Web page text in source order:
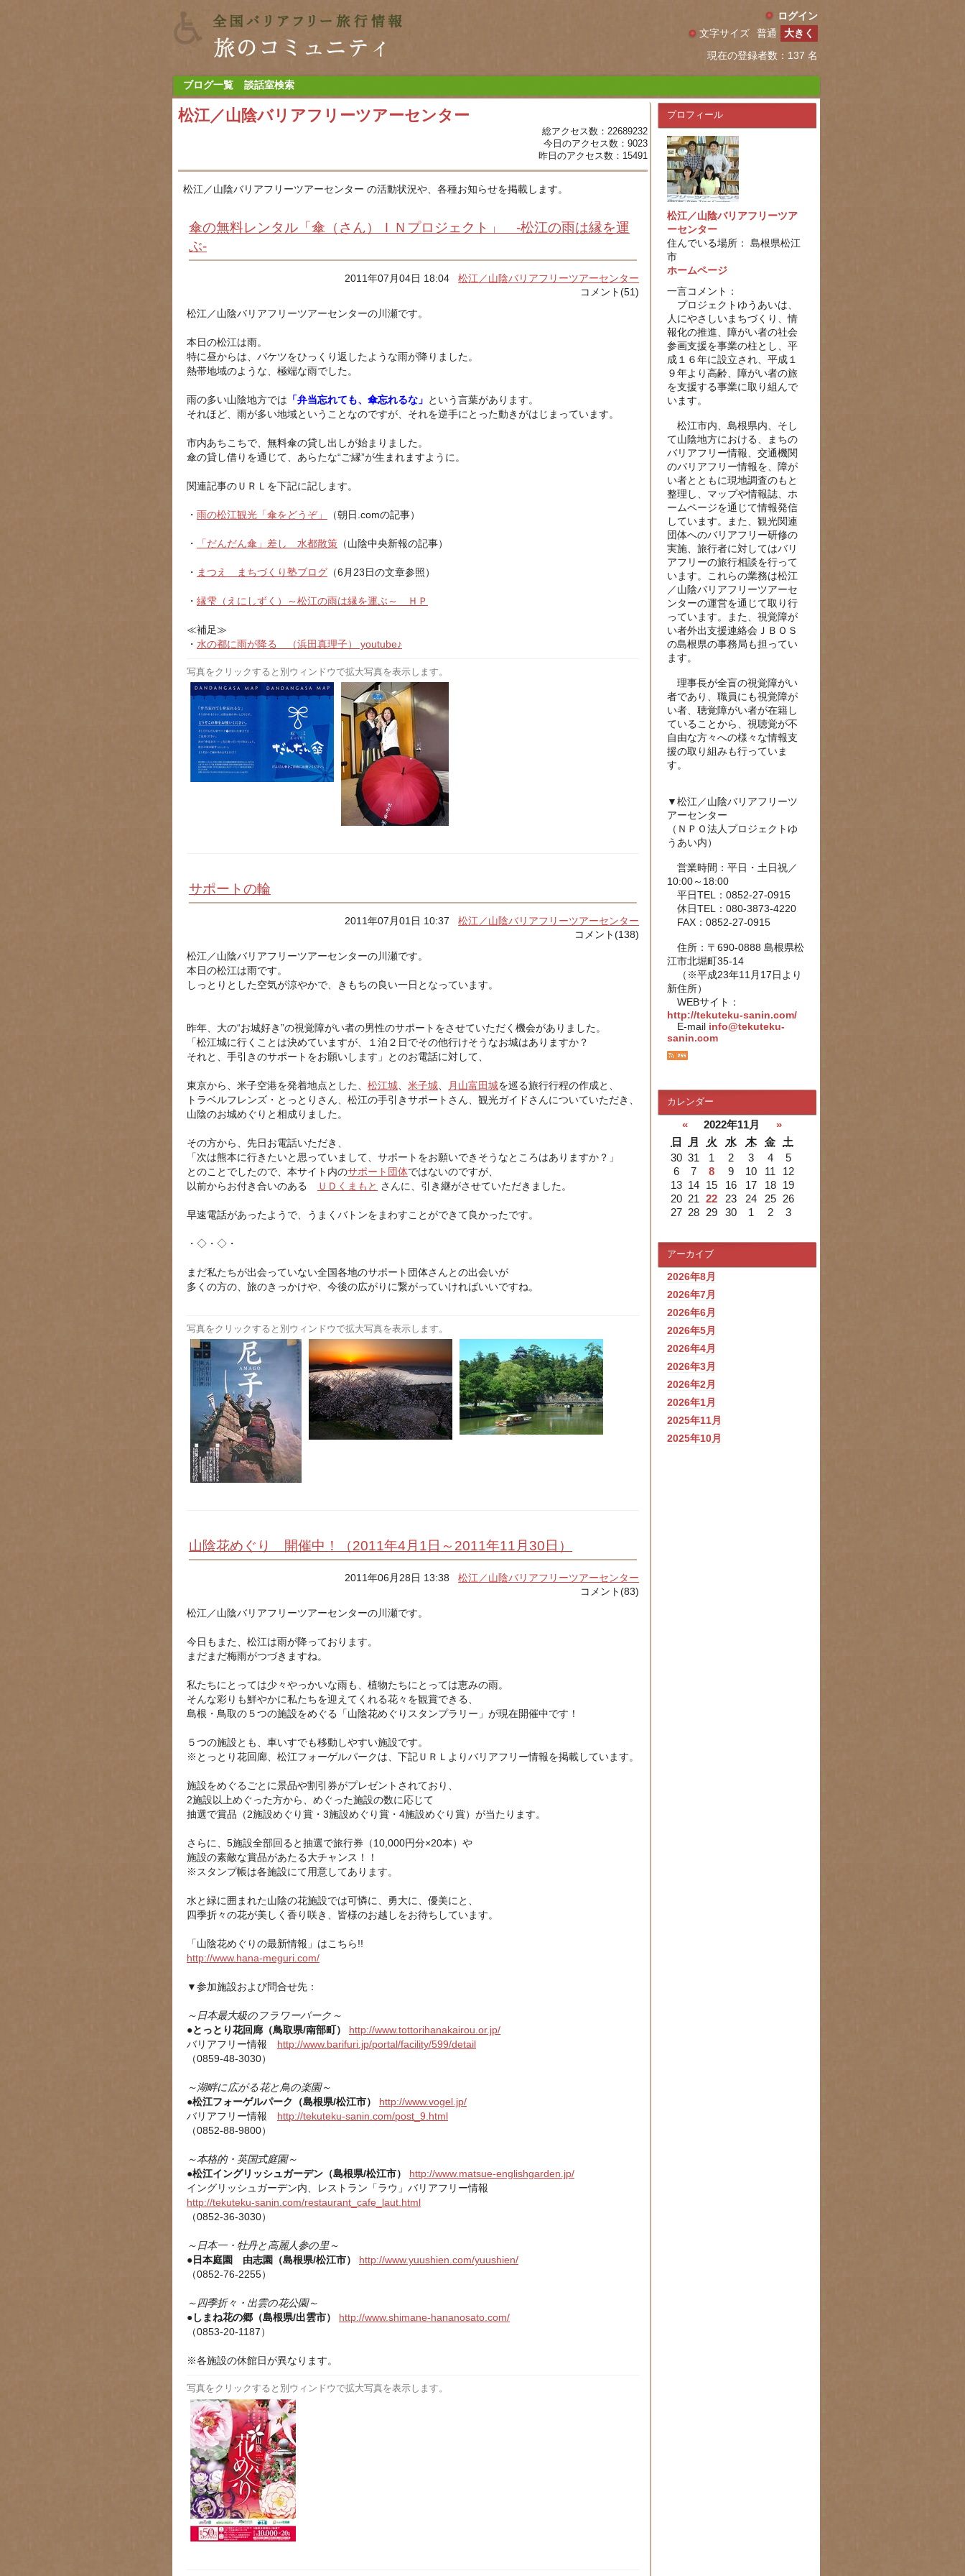
ログイン
現在の登録者数：137 名
文字サイズ 普通 大きく
ブログ一覧 談話室検索
松江／山陰バリアフリーツアーセンター
総アクセス数：22689232
今日のアクセス数：9023
昨日のアクセス数：15491
松江／山陰バリアフリーツアーセンター の活動状況や、各種お知らせを掲載します。
傘の無料レンタル「傘（さん）ＩＮプロジェクト」 -松江の雨は縁を運
ぶ-
2011年07月04日 18:04松江／山陰バリアフリーツアーセンター
コメント(51)
松江／山陰バリアフリーツアーセンターの川瀬です。
本日の松江は雨。
特に昼からは、バケツをひっくり返したような雨が降りました。
熱帯地域のような、極端な雨でした。
雨の多い山陰地方では 「弁当忘れても、傘忘れるな」 という言葉があります。
それほど、雨が多い地域ということなのですが、それを逆手にとった動きがはじまっています。
市内あちこちで、無料傘の貸し出しが始まりました。
傘の貸し借りを通じて、あらたな“ご縁”が生まれますように。
関連記事のＵＲＬを下記に記します。
・ 雨の松江観光「傘をどうぞ」 （朝日.comの記事）
・ 「だんだん傘」差し 水都散策 （山陰中央新報の記事）
・ まつえ まちづくり塾ブログ （6月23日の文章参照）
・ 縁雫（えにしずく）～松江の雨は縁を運ぶ～ ＨＰ
≪補足≫
・ 水の都に雨が降る （浜田真理子） youtube♪
写真をクリックすると別ウィンドウで拡大写真を表示します。
サポートの輪
2011年07月01日 10:37松江／山陰バリアフリーツアーセンター
コメント(138)
松江／山陰バリアフリーツアーセンターの川瀬です。
本日の松江は雨です。
しっとりとした空気が涼やかで、きもちの良い一日となっています。
昨年、大の“お城好き”の視覚障がい者の男性のサポートをさせていただく機会がありました。
「松江城に行くことは決めていますが、１泊２日でその他行けそうなお城はありますか？
それと、手引きのサポートをお願いします」とのお電話に対して、
東京から、米子空港を発着地点とした、 松江城 米子城 月山富田城を巡る旅行行程の作成と、
トラベルフレンズ・とっとりさん、松江の手引きサポートさん、観光ガイドさんについていただき、
山陰のお城めぐりと相成りました。
その方から、先日お電話いただき、
「次は熊本に行きたいと思っていまして、サポートをお願いできそうなところはありますか？」
とのことでしたので、本サイト内のサポート団体ではないのですが、
以前からお付き合いのある
ＵＤくまもと さんに、引き継がさせていただきました。
早速電話があったようで、うまくバトンをまわすことができて良かったです。
・◇・◇・
まだ私たちが出会っていない全国各地のサポート団体さんとの出会いが
多くの方の、旅のきっかけや、今後の広がりに繋がっていければいいですね。
写真をクリックすると別ウィンドウで拡大写真を表示します。
山陰花めぐり 開催中！（2011年4月1日～2011年11月30日）
2011年06月28日 13:38松江／山陰バリアフリーツアーセンター
コメント(83)
松江／山陰バリアフリーツアーセンターの川瀬です。
今日もまた、松江は雨が降っております。
まだまだ梅雨がつづきますね。
私たちにとっては少々やっかいな雨も、植物たちにとっては恵みの雨。
そんな彩りも鮮やかに私たちを迎えてくれる花々を観賞できる、
島根・鳥取の５つの施設をめぐる「山陰花めぐりスタンプラリー」が現在開催中です！
５つの施設とも、車いすでも移動しやすい施設です。
※とっとり花回廊、松江フォーゲルパークは、下記ＵＲＬよりバリアフリー情報を掲載しています。
施設をめぐるごとに景品や割引券がプレゼントされており、
2施設以上めぐった方から、めぐった施設の数に応じて
抽選で賞品（2施設めぐり賞・3施設めぐり賞・4施設めぐり賞）が当たります。
さらに、5施設全部回ると抽選で旅行券（10,000円分×20本）や
施設の素敵な賞品があたる大チャンス！！
※スタンプ帳は各施設にて用意してあります。
水と緑に囲まれた山陰の花施設では可憐に、勇大に、優美にと、
四季折々の花が美しく香り咲き、皆様のお越しをお待ちしています。
「山陰花めぐりの最新情報」はこちら!!
http://www.hana-meguri.com/
▼参加施設および問合せ先：
～日本最大級のフラワーパーク～
●とっとり花回廊（鳥取県/南部町）
http://www.tottorihanakairou.or.jp/
バリアフリー情報 http://www.barifuri.jp/portal/facility/599/detail
（0859-48-3030）
～湖畔に広がる花と鳥の楽園～
●松江フォーゲルパーク（島根県/松江市）
http://www.vogel.jp/
バリアフリー情報 http://tekuteku-sanin.com/post_9.html
（0852-88-9800）
～本格的・英国式庭園～
●松江イングリッシュガーデン（島根県/松江市）
http://www.matsue-englishgarden.jp/
イングリッシュガーデン内、レストラン「ラウ」バリアフリー情報
http://tekuteku-sanin.com/restaurant_cafe_laut.html
（0852-36-3030）
～日本一・牡丹と高麗人参の里～
●日本庭園 由志園（島根県/松江市）
http://www.yuushien.com/yuushien/
（0852-76-2255）
～四季折々・出雲の花公園～
●しまね花の郷（島根県/出雲市）
http://www.shimane-hananosato.com/
（0853-20-1187）
※各施設の休館日が異なります。
写真をクリックすると別ウィンドウで拡大写真を表示します。
プロフィール
松江／山陰バリアフリーツア
ーセンター
住んでいる場所： 島根県松江
市
ホームページ
一言コメント：
プロジェクトゆうあいは、
人にやさしいまちづくり、情
報化の推進、障がい者の社会
参画支援を事業の柱とし、平
成１６年に設立され、平成１
９年より高齢、障がい者の旅
を支援する事業に取り組んで
います。
松江市内、島根県内、そし
て山陰地方における、まちの
バリアフリー情報、交通機関
のバリアフリー情報を、障が
い者とともに現地調査のもと
整理し、マップや情報誌、ホ
ームページを通じて情報発信
しています。また、観光関連
団体へのバリアフリー研修の
実施、旅行者に対してはバリ
アフリーの旅行相談を行って
います。これらの業務は松江
／山陰バリアフリーツアーセ
ンターの運営を通じて取り行
っています。また、視覚障が
い者外出支援連絡会ＪＢＯＳ
の島根県の事務局も担ってい
ます。
理事長が全盲の視覚障がい
者であり、職員にも視覚障が
い者、聴覚障がい者が在籍し
ていることから、視聴覚が不
自由な方々への様々な情報支
援の取り組みも行っていま
す。
▼松江／山陰バリアフリーツ
アーセンター
（ＮＰＯ法人プロジェクトゆ
うあい内）
営業時間：平日・土日祝／
10:00～18:00
平日TEL：0852-27-0915
休日TEL：080-3873-4220
FAX：0852-27-0915
住所：〒690-0888 島根県松
江市北堀町35-14
（※平成23年11月17日より
新住所）
WEBサイト：
http://tekuteku-sanin.com/
E-mail info@tekuteku-
sanin.com
カレンダー
« 2022年11月
»
日
月 火 水 木 金
土
30 31 1 2 3 4
5
6
7 8 9 10 11
12
13 14 15 16 17 18
19
20 21 22 23 24 25
26
27 28 29 30 1 2 3
アーカイブ
2026年8月
2026年7月
2026年6月
2026年5月
2026年4月
2026年3月
2026年2月
2026年1月
2025年11月
2025年10月